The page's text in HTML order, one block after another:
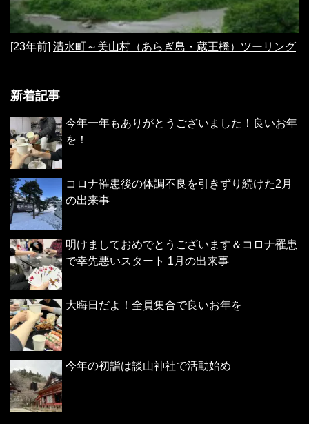
[23年前] 清水町～美山村（あらぎ島・蔵王橋）ツーリング
新着記事
今年一年もありがとうございました！良いお年
を！
コロナ罹患後の体調不良を引きずり続けた2月
の出来事
明けましておめでとうございます＆コロナ罹患
で幸先悪いスタート 1月の出来事
大晦日だよ！全員集合で良いお年を
今年の初詣は談山神社で活動始め